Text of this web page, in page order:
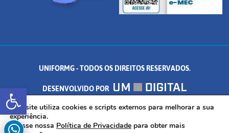
Abrir a barra de ferramentas
UNIFORMG - TODOS OS DIREITOS RESERVADOS.
DESENVOLVIDO POR
AV. DR. ARNALDO DE SENNA, 328 - PALMEIRAS, FORMIGA/MG - CEP:
35.574.530
Este site utiliza cookies e scripts externos para melhorar a sua
experiência.
Acesse nossa Política de Privacidade para obter mais